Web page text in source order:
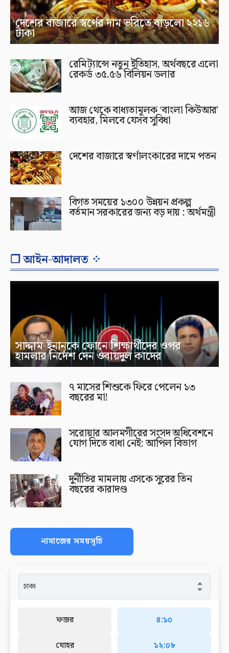
দেশের বাজারে স্বর্ণের দাম ভরিতে বাড়লো ২২১৬
টাকা
রেমিট্যান্সে নতুন ইতিহাস, অর্থবছরে এলো
রেকর্ড ৩৫.৫৬ বিলিয়ন ডলার
আজ থেকে বাধ্যতামূলক ‘বাংলা কিউআর’
ব্যবহার, মিলবে যেসব সুবিধা
দেশের বাজারে স্বর্ণালংকারের দামে পতন
বিগত সময়ের ১৩০০ উন্নয়ন প্রকল্প
বর্তমান সরকারের জন্য বড় দায় : অর্থমন্ত্রী
❐ আইন-আদালত ⁘
সাদ্দাম-ইনানকে ফোনে শিক্ষার্থীদের ওপর
হামলার নির্দেশ দেন ওবায়দুল কাদের
৭ মাসের শিশুকে ফিরে পেলেন ১৩
বছরের মা!
সরোয়ার আলমগীরের সংসদ অধিবেশনে
যোগ দিতে বাধা নেই: আপিল বিভাগ
দুর্নীতির মামলায় এসকে সুরের তিন
বছরের কারাদণ্ড
নামাজের সময়সূচি
ফজর
যোহর
৪:১০
১২:০৮